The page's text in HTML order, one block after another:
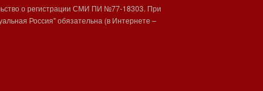
о регистрации СМИ ПИ №77-18303. При
Россия" обязательна (в Интернете –